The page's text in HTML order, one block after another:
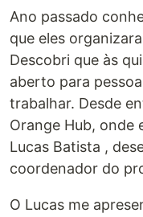
Ano passado
que eles
Descobri que às
aberto para
trabalhar. Desde
Orange Hub, onde
Lucas Batista ,
coordenador do
O Lucas me